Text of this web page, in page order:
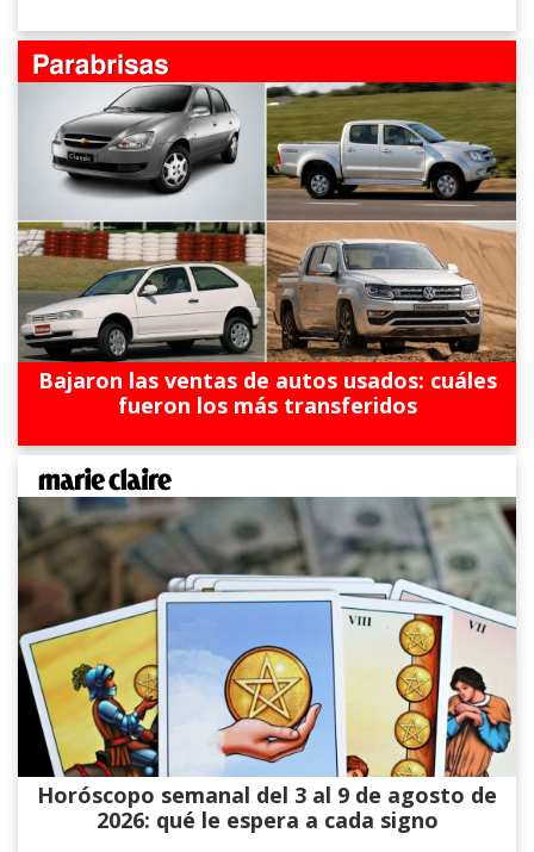
Bajaron las ventas de autos usados: cuáles
fueron los más transferidos
Horóscopo semanal del 3 al 9 de agosto de
2026: qué le espera a cada signo